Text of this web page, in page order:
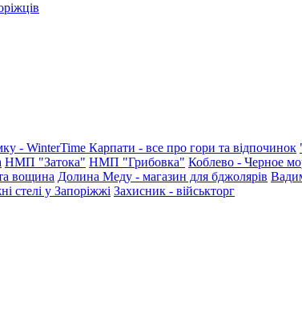
- WinterTime Карпати - все про гори та відпочинок
НМП "Затока" НМП "Грибовка" Коблево - Черное
вощина Долина Меду - магазин для бджолярів
стелі у Запоріжжі Захисник - військторг